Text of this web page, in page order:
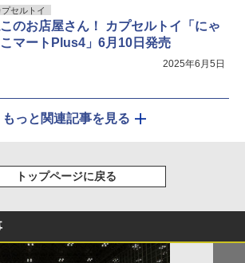
プセルトイ
のお店屋さん！ カプセルトイ「にゃ
マートPlus4」6月10日発売
2025年6月5日
もっと関連記事を見る
トップページに戻る